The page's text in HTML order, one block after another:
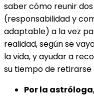
saber cómo reunir
(responsabilidad y
adaptable) a la vez
realidad, según se
la vida, y ayudar a
su tiempo de retirarse
Por la